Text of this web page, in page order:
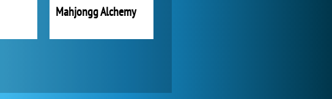
Mahjongg Alchemy